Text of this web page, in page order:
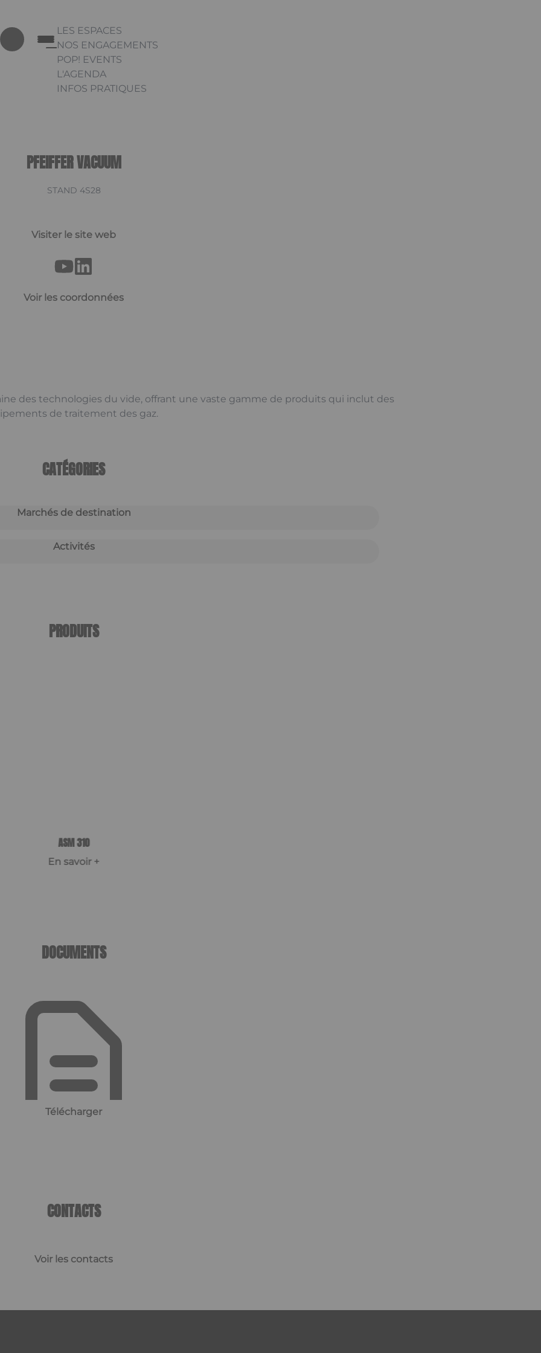
LES ESPACES
NOS ENGAGEMENTS
POP! EVENTS
L'AGENDA
INFOS PRATIQUES
PFEIFFER VACUUM
STAND 4S28
Visiter le site web
Voir les coordonnées
des technologies du vide, offrant une vaste gamme de produits qui inclut des
de traitement des gaz.
CATÉGORIES
Marchés de destination
Activités
PRODUITS
ASM 310
En savoir +
DOCUMENTS
Télécharger
CONTACTS
Voir les contacts